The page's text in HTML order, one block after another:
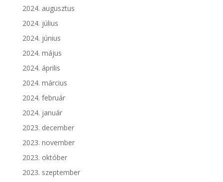
2024. augusztus
2024. július
2024. június
2024. május
2024. április
2024. március
2024. február
2024. január
2023. december
2023. november
2023. október
2023. szeptember